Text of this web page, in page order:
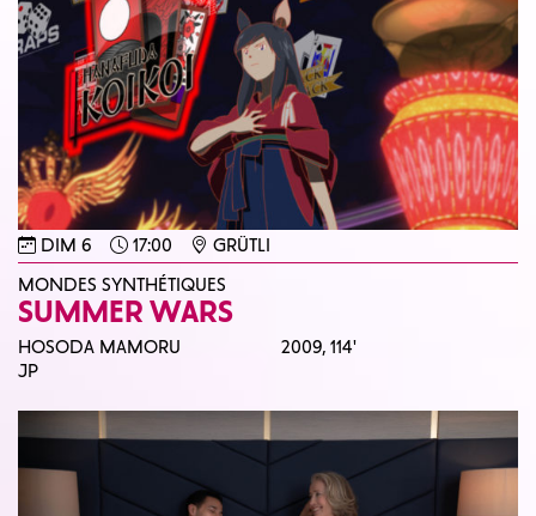
DIM 6 17:00
GRÜTLI
MONDES SYNTHÉTIQUES
SUMMER WARS
HOSODA MAMORU
JP
2009,114'